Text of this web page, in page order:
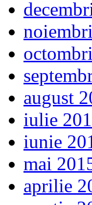
august
iulie
iunie
mai
aprilie